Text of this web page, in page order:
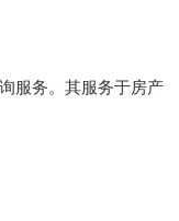
服务。其服务于房产